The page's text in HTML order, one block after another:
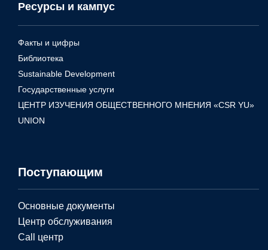
Ресурсы и кампус
Факты и цифры
Библиотека
Sustainable Development
Государственные услуги
ЦЕНТР ИЗУЧЕНИЯ ОБЩЕСТВЕННОГО МНЕНИЯ «CSR YU»
UNION
Поступающим
Основные документы
Центр обслуживания
Call центр